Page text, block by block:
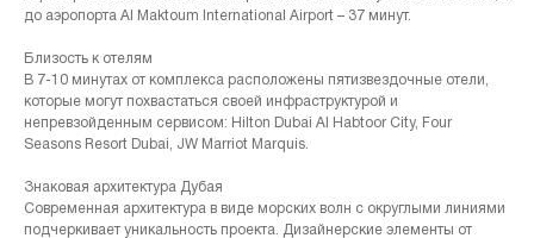
до аэропорта Al Maktoum International Airport – 37 минут.
Близость к отелям
В 7-10 минутах от комплекса расположены пятизвездочные отели,
которые могут похвастаться своей инфраструктурой и
непревзойденным сервисом: Hilton Dubai Al Habtoor City, Four
Seasons Resort Dubai, JW Marriot Marquis.
Знаковая архитектура Дубая
Современная архитектура в виде морских волн с округлыми линиями
подчеркивает уникальность проекта. Дизайнерские элементы от